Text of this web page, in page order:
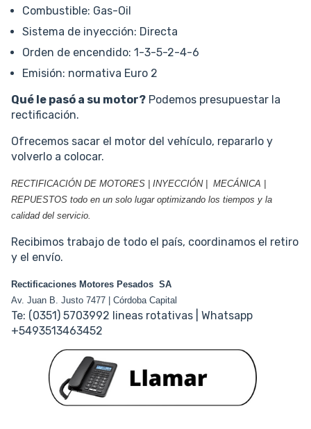
Combustible: Gas-Oil
Sistema de inyección: Directa
Orden de encendido: 1-3-5-2-4-6
Emisión: normativa Euro 2
Qué le pasó a su motor? Podemos presupuestar la
rectificación.
Ofrecemos sacar el motor del vehículo, repararlo y
volverlo a colocar.
RECTIFICACIÓN DE MOTORES | INYECCIÓN | MECÁNICA |
REPUESTOS todo en un solo lugar optimizando los tiempos y la
calidad del servicio.
Recibimos trabajo de todo el país, coordinamos el retiro
y el envío.
Rectificaciones Motores Pesados SA
Av. Juan B. Justo 7477 | Córdoba Capital
Te: (0351) 5703992 lineas rotativas | Whatsapp
+5493513463452